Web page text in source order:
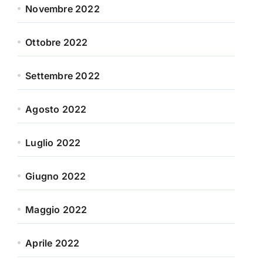
Novembre 2022
Ottobre 2022
Settembre 2022
Agosto 2022
Luglio 2022
Giugno 2022
Maggio 2022
Aprile 2022